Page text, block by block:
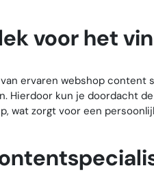
voor het
ervaren webshop
kun je doordacht
wat zorgt voor een